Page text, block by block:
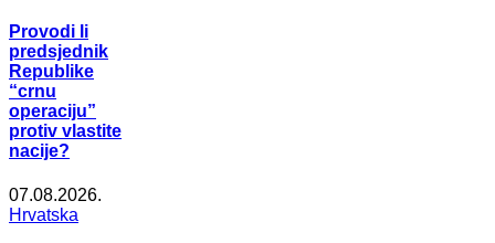
Provodi li
predsjednik
Republike
“crnu
operaciju”
protiv vlastite
nacije?
07.08.2026.
Hrvatska